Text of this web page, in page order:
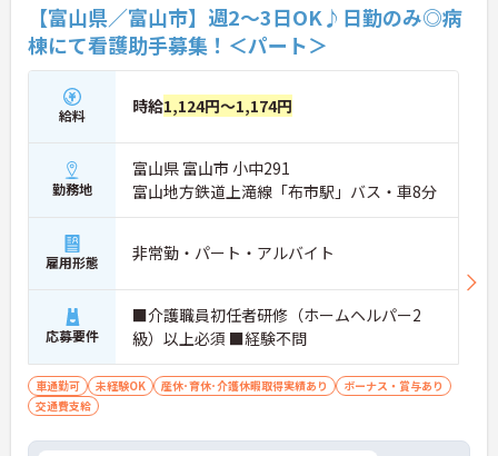
【富山県／富山市】週2～3日OK♪日勤のみ◎病
棟にて看護助手募集！＜パート＞
給料 時給1,124円～1,174円
勤務地
富山県 富山市 小中291
富山地方鉄道上滝線「布市駅」バス・車8分
雇用形態 非常勤・パート・アルバイト
応募要件
■介護職員初任者研修（ホームヘルパー2
級）以上必須 ■経験不問
車通勤可 未経験OK 産休･育休･介護休暇取得実績あり
ボーナス・賞与あり
交通費支給